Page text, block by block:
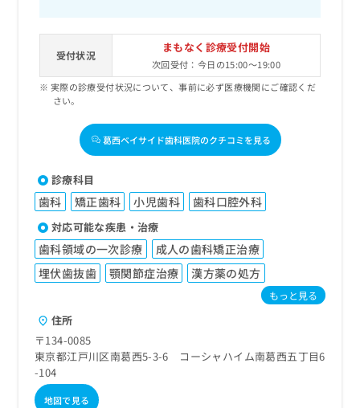
受付状況
まもなく診療受付開始
次回受付：今日の15:00～19:00
実際の診療受付状況について、事前に必ず医療機関にご確認くだ
さい。
葛西ベイサイド歯科医院のクチコミを見る
診療科目
歯科 矯正歯科 小児歯科 歯科口腔外科
対応可能な疾患・治療
歯科領域の一次診療
成人の歯科矯正治療
埋伏歯抜歯
顎関節症治療 漢方薬の処方
もっと見る
住所
〒134-0085
東京都江戸川区南葛西5-3-6 コーシャハイム南葛西五丁目6
-104
地図で見る